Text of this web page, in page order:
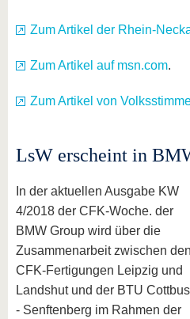
Zum Artikel der Rhein-
Zum Artikel auf msn.com.
Zum Artikel von
LsW erscheint in
In der aktuellen Ausgabe KW
4/2018 der CFK-Woche. der
BMW Group wird über die
Zusammenarbeit zwischen den
CFK-Fertigungen Leipzig und
Landshut und der BTU Cottbus
- Senftenberg im Rahmen der